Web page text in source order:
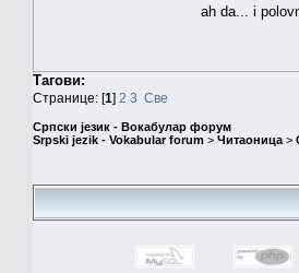
ah da... i
Тагови:
Странице: [1] 2 3 Све
Српски језик - Вокабулар форум
Srpski jezik - Vokabular forum > Читаоница >